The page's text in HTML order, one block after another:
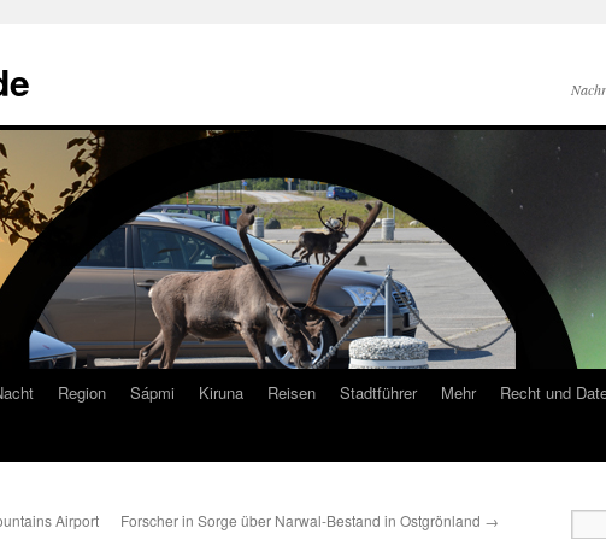
Region Sápmi Kiruna Reisen Stadtführer Mehr Recht und
Airport Forscher in Sorge über Narwal-Bestand in Ostgrönland →